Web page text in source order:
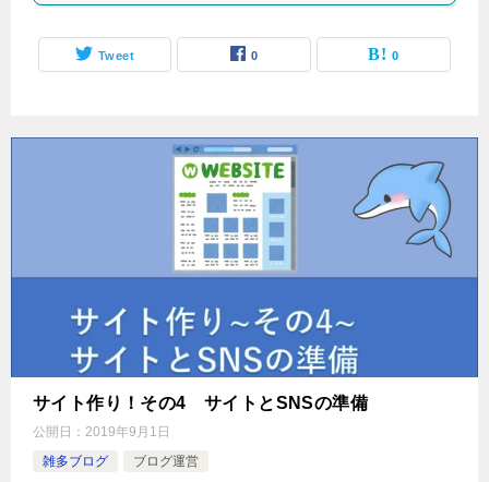
Tweet 0 0
サイト作り！その4 サイトとSNSの準備
公開日： 2019年9月1日
雑多ブログ
ブログ運営